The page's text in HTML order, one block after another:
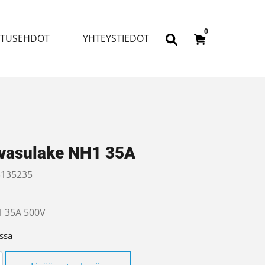
YHTEYSTIEDOT
0
NH1 35A
35A 500V